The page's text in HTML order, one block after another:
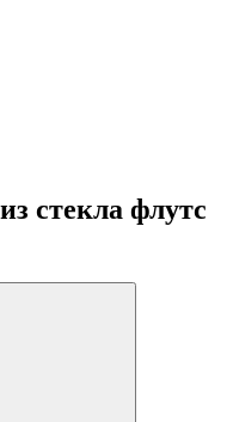
стекла флутс